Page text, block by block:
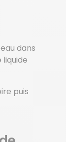
dans
liquide
puis